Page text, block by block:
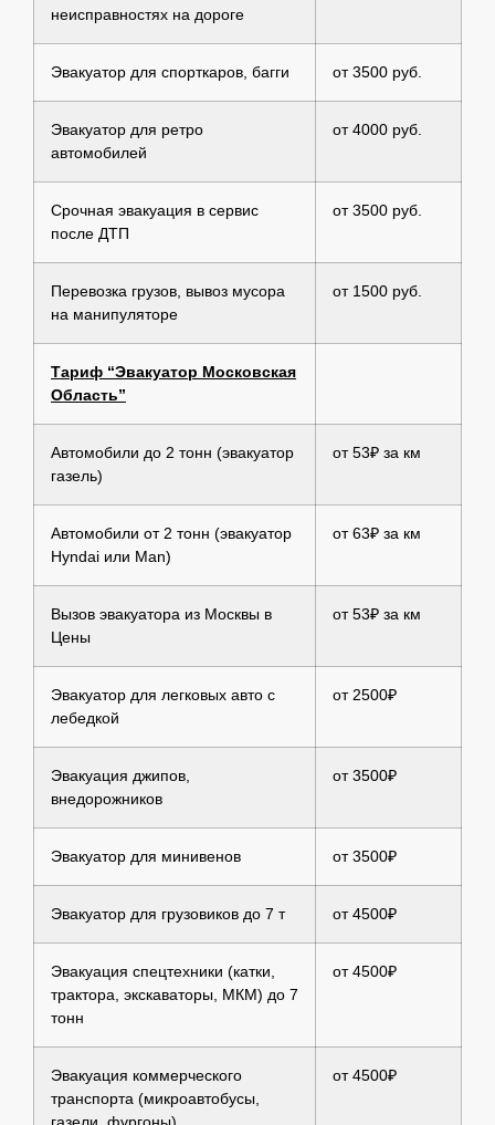
неисправностях на дороге
Эвакуатор для спорткаров, багги от 3500 руб.
Эвакуатор для ретро
автомобилей
от 4000 руб.
Срочная эвакуация в сервис
после ДТП
от 3500 руб.
Перевозка грузов, вывоз мусора
на манипуляторе
от 1500 руб.
Тариф “Эвакуатор Московская
Область”
Автомобили до 2 тонн (эвакуатор
газель)
от 53₽ за км
Автомобили от 2 тонн (эвакуатор
Hyndai или Man)
от 63₽ за км
Вызов эвакуатора из Москвы в
Цены
от 53₽ за км
Эвакуатор для легковых авто с
лебедкой
от 2500₽
Эвакуация джипов,
внедорожников
от 3500₽
Эвакуатор для минивенов от 3500₽
Эвакуатор для грузовиков до 7 т от 4500₽
Эвакуация спецтехники (катки,
трактора, экскаваторы, МКМ) до 7
тонн
от 4500₽
Эвакуация коммерческого
транспорта (микроавтобусы,
газели, фургоны)
от 4500₽